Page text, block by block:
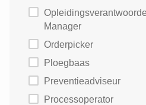
Opleidingsverantwoordelijke / Hr
Manager
Orderpicker
Ploegbaas
Preventieadviseur
Processoperator